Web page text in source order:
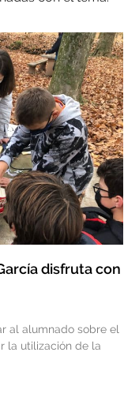
disfruta con
al alumnado sobre el
la utilización de la